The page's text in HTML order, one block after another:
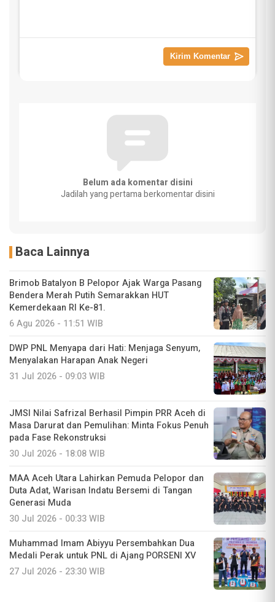
Belum ada komentar disini
Jadilah yang pertama berkomentar disini
Baca Lainnya
Brimob Batalyon B Pelopor Ajak Warga Pasang
Bendera Merah Putih Semarakkan HUT
Kemerdekaan RI Ke-81.
6 Agu 2026 - 11:51 WIB
DWP PNL Menyapa dari Hati: Menjaga Senyum,
Menyalakan Harapan Anak Negeri
31 Jul 2026 - 09:03 WIB
JMSI Nilai Safrizal Berhasil Pimpin PRR Aceh di
Masa Darurat dan Pemulihan: Minta Fokus Penuh
pada Fase Rekonstruksi
30 Jul 2026 - 18:08 WIB
MAA Aceh Utara Lahirkan Pemuda Pelopor dan
Duta Adat, Warisan Indatu Bersemi di Tangan
Generasi Muda
30 Jul 2026 - 00:33 WIB
Muhammad Imam Abiyyu Persembahkan Dua
Medali Perak untuk PNL di Ajang PORSENI XV
27 Jul 2026 - 23:30 WIB